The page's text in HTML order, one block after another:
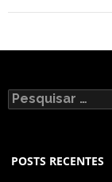
Pesquisar
por:
POSTS RECENTES